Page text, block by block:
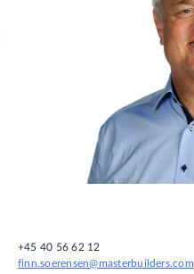
+45 40 56 62 12
finn.soerensen@masterbuilders.com